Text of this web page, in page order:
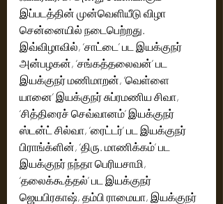
இப்படத்தின் முன்வெளியீடு விழா
சென்னையில் நடைபெற்றது.
இவ்விழாவில், ‘சாட்டை’ பட இயக்குநர்
அன்பழகன், ‘சங்கத்தலைவன்’ பட
இயக்குநர் மணிமாறன், ‘வெள்ளை
யானை’ இயக்குநர் சுப்ரமணிய சிவா,
‘சித்திரைச் செவ்வானம்’ இயக்குநர்
ஸ்டன்ட் சில்வா, ‘ரைட்டர்’ பட இயக்குநர்
பிராங்க்ளின், ‘திரு. மாணிக்கம்’ பட
இயக்குநர் நந்தா பெரியசாமி,
‘தலைக்கூத்தல்’ பட இயக்குநர்
ஜெயபிரகாஷ், தம்பி ராமையா, இயக்குநர்